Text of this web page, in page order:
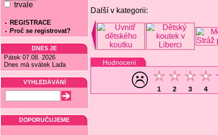
trvale
REGISTRACE
Proč se registrovat?
DNES JE
Pátek 07.08. 2026
Dnes má svátek Lada
VYHLEDÁVÁNÍ
DOPORUČUJEME
Další v kategorii:
Hodnocení
1 2 3 4